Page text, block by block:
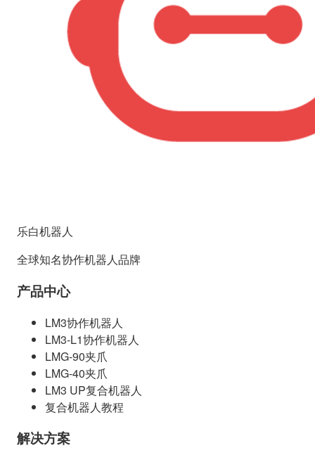
乐白机器人
全球知名协作机器人品牌
产品中心
LM3协作机器人
LM3-L1协作机器人
LMG-90夹爪
LMG-40夹爪
LM3 UP复合机器人
复合机器人教程
解决方案